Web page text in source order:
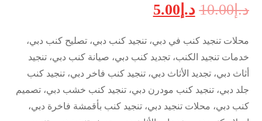
د.إ10.00 د.إ 5.00
محلات تنجيد كنب في دبي، تنجيد كنب دبي، تصليح كنب دبي،
خدمات تنجيد الكنب، تجديد كنب دبي، صيانة كنب دبي، تنجيد
أثاث دبي، تجديد الأثاث دبي، تنجيد كنب فاخر دبي، تنجيد كنب
جلد دبي، تنجيد كنب مودرن دبي، تنجيد كنب خشب دبي، تصميم
كنب دبي، محلات تنجيد دبي، تنجيد كنب بأقمشة فاخرة دبي،